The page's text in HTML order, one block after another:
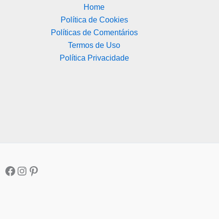
Home
Política de Cookies
Políticas de Comentários
Termos de Uso
Política Privacidade